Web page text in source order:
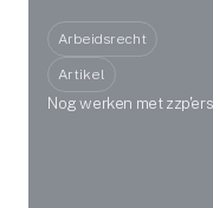
Arbeidsrecht
Artikel
Nog werken met